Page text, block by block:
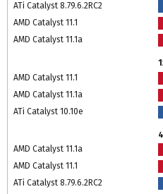
ATi Catalyst 8.79.6.2RC2
AMD Catalyst 11.1
AMD Catalyst 11.1a
AMD Catalyst 11.1
AMD Catalyst 11.1a
ATi Catalyst 10.10e
AMD Catalyst 11.1a
AMD Catalyst 11.1
ATi Catalyst 8.79.6.2RC2